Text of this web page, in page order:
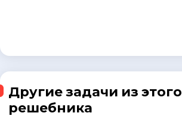
Другие задачи из этого
решебника